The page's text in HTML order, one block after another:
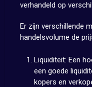
verhandeld op
Er zijn verschillende
handelsvolume de
Liquiditeit: Een
een goede
kopers en